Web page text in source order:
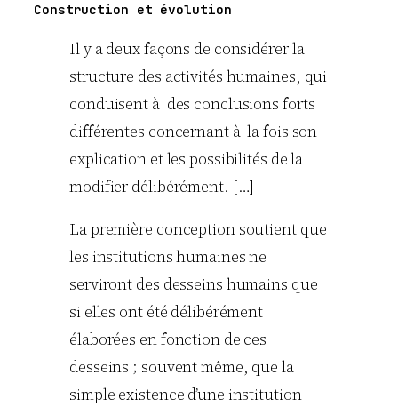
Construction et évolution
Il y a deux façons de considérer la
structure des activités humaines, qui
conduisent à des conclusions forts
différentes concernant à la fois son
explication et les possibilités de la
modifier délibérément. […]
La première conception soutient que
les institutions humaines ne
serviront des desseins humains que
si elles ont été délibérément
élaborées en fonction de ces
desseins ; souvent même, que la
simple existence d’une institution